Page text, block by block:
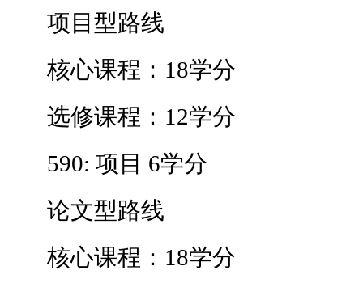
项目型路线
核心课程：18学分
选修课程：12学分
590: 项目 6学分
论文型路线
核心课程：18学分